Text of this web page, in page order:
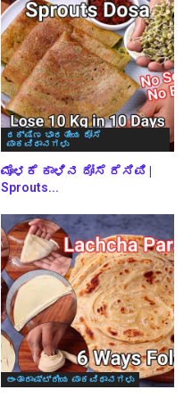
ದಕ್ಷಿಣ ಭಾರತೀಯ ದೋಸೆ
ಪಾಕವಿಧಾನಗಳು
ಮೊಳಕೆ ಕಾಳಿನ ದೋಸೆ ರೆಸಿಪಿ |
Sprouts...
ಅಂತಾರಾಷ್ಟ್ರೀಯ ಪಾಕವಿಧಾನಗಳು